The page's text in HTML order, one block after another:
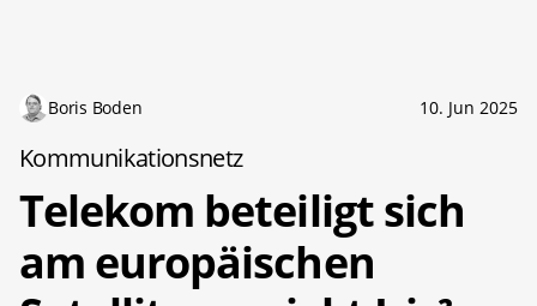
Boris Boden 10. Jun 2025
Kommunikationsnetz
Telekom beteiligt sich
am europäischen